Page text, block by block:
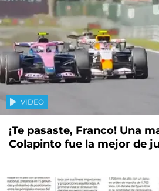
VIDEO
¡Te pasaste, Franco! Una
Colapinto fue la mejor de